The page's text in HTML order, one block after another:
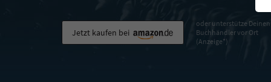
Jetzt kaufen bei
oder unterstütze Deinen
Buchhändler vor Ort
(Anzeige*)